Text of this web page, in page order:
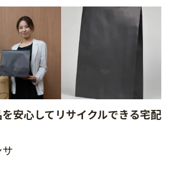
安心してリサイクルできる宅配